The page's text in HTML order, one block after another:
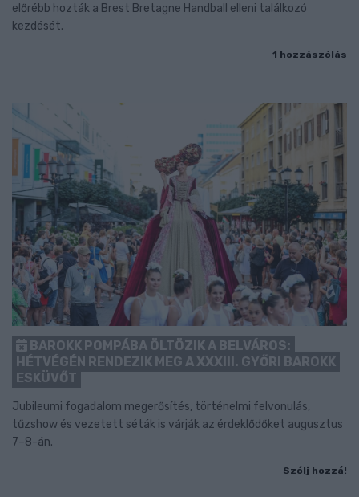
előrébb hozták a Brest Bretagne Handball elleni találkozó
kezdését.
1 hozzászólás
BAROKK POMPÁBA ÖLTÖZIK A BELVÁROS:
HÉTVÉGÉN RENDEZIK MEG A XXXIII. GYŐRI BAROKK
ESKÜVŐT
Jubileumi fogadalom megerősítés, történelmi felvonulás,
tűzshow és vezetett séták is várják az érdeklődőket augusztus
7–8-án.
Szólj hozzá!